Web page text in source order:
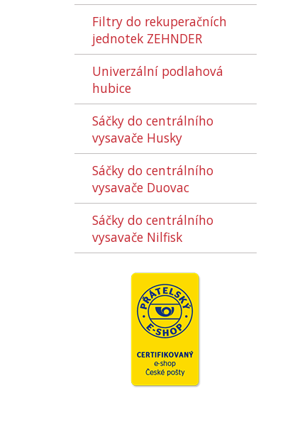
Filtry do rekuperačních
jednotek ZEHNDER
Univerzální podlahová
hubice
Sáčky do centrálního
vysavače Husky
Sáčky do centrálního
vysavače Duovac
Sáčky do centrálního
vysavače Nilfisk